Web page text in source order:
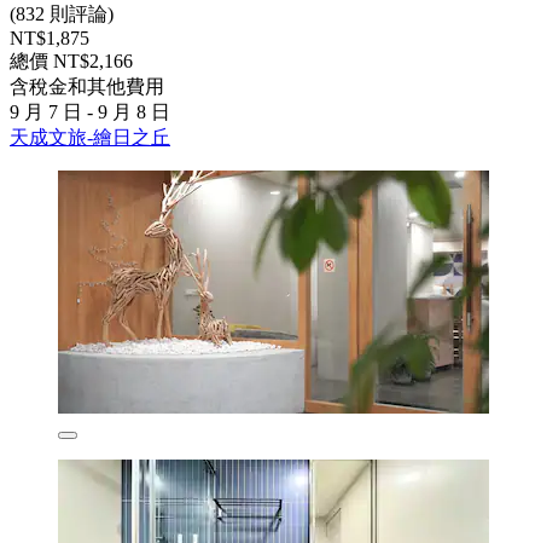
(832 則評論)
NT$1,875
總價 NT$2,166
含稅金和其他費用
9 月 7 日 - 9 月 8 日
天成文旅-繪日之丘